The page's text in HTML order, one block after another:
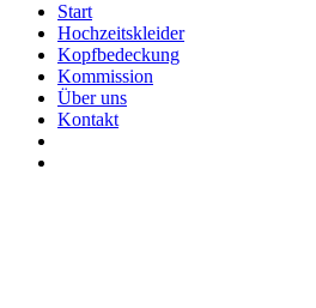
Start
Hochzeitskleider
Kopfbedeckung
Kommission
Über uns
Kontakt